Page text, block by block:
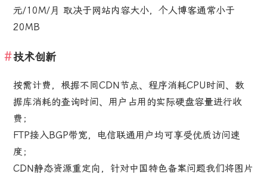
元/10M/月 取决于网站内容大小，个人博客通常小于
20MB
技术创新
按需计费，根据不同CDN节点、程序消耗CPU时间、数
据库消耗的查询时间、用户占用的实际硬盘容量进行收
费；
FTP接入BGP带宽，电信联通用户均可享受优质访问速
度；
CDN静态资源重定向，针对中国特色备案问题我们将图片